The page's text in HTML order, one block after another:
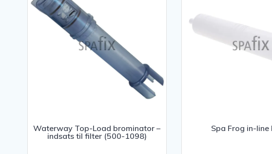
Waterway Top-Load brominator –
indsats til filter (500-1098)
Spa Frog in-line